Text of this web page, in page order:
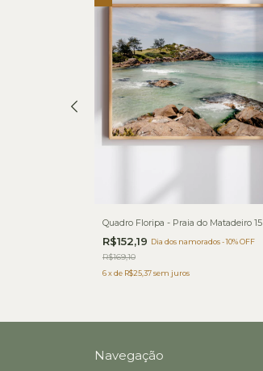
Quadro Floripa - Praia do Matadeiro 15
R$152,19 Dia dos namorados - 10% OFF
R$169,10
6xde R$25,37sem juros
Navegação